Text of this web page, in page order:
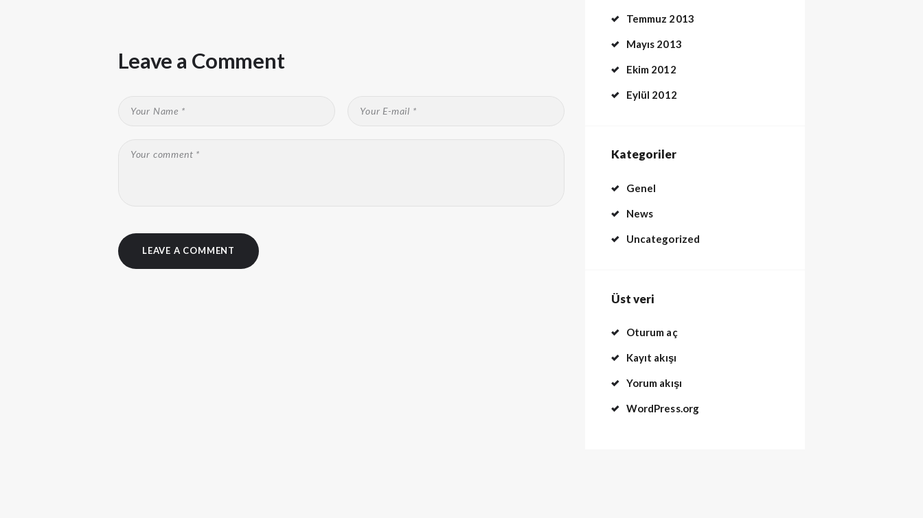
Leave a Comment
Temmuz 2013
Mayıs 2013
Ekim 2012
Eylül 2012
Kategoriler
Genel
News
Uncategorized
Üst veri
Oturum aç
Kayıt akışı
Yorum akışı
WordPress.org